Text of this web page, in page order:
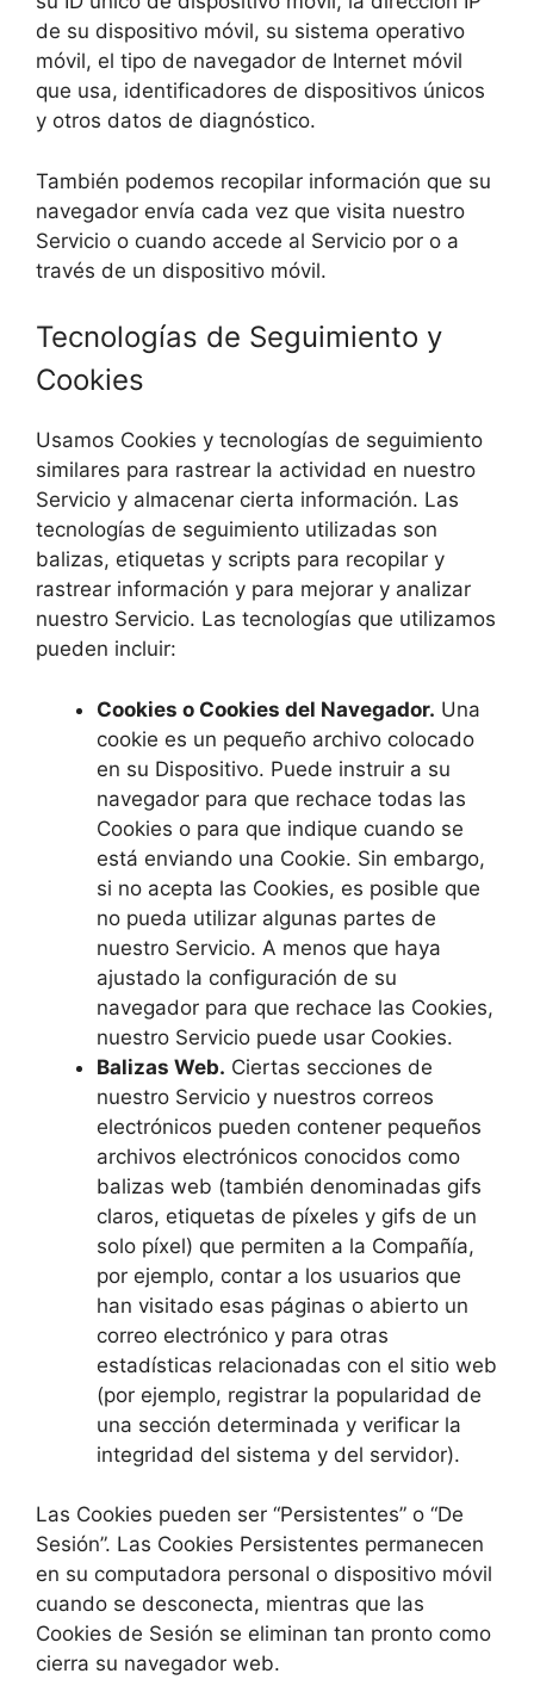
de su dispositivo móvil, su sistema operativo
móvil, el tipo de navegador de Internet móvil
que usa, identificadores de dispositivos únicos
y otros datos de diagnóstico.
También podemos recopilar información que su
navegador envía cada vez que visita nuestro
Servicio o cuando accede al Servicio por o a
través de un dispositivo móvil.
Tecnologías de Seguimiento y
Cookies
Usamos Cookies y tecnologías de seguimiento
similares para rastrear la actividad en nuestro
Servicio y almacenar cierta información. Las
tecnologías de seguimiento utilizadas son
balizas, etiquetas y scripts para recopilar y
rastrear información y para mejorar y analizar
nuestro Servicio. Las tecnologías que utilizamos
pueden incluir:
Cookies o Cookies del Navegador. Una
cookie es un pequeño archivo colocado
en su Dispositivo. Puede instruir a su
navegador para que rechace todas las
Cookies o para que indique cuando se
está enviando una Cookie. Sin embargo,
si no acepta las Cookies, es posible que
no pueda utilizar algunas partes de
nuestro Servicio. A menos que haya
ajustado la configuración de su
navegador para que rechace las Cookies,
nuestro Servicio puede usar Cookies.
Balizas Web. Ciertas secciones de
nuestro Servicio y nuestros correos
electrónicos pueden contener pequeños
archivos electrónicos conocidos como
balizas web (también denominadas gifs
claros, etiquetas de píxeles y gifs de un
solo píxel) que permiten a la Compañía,
por ejemplo, contar a los usuarios que
han visitado esas páginas o abierto un
correo electrónico y para otras
estadísticas relacionadas con el sitio web
(por ejemplo, registrar la popularidad de
una sección determinada y verificar la
integridad del sistema y del servidor).
Las Cookies pueden ser “Persistentes” o “De
Sesión”. Las Cookies Persistentes permanecen
en su computadora personal o dispositivo móvil
cuando se desconecta, mientras que las
Cookies de Sesión se eliminan tan pronto como
cierra su navegador web.